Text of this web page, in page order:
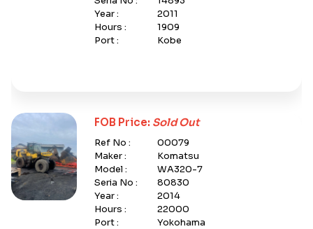
Year :
2011
Hours :
1909
Port :
Kobe
FOB Price: Sold Out
Ref No :
00079
Maker :
Komatsu
Model :
WA320-7
Seria No :
80830
Year :
2014
Hours :
22000
Port :
Yokohama